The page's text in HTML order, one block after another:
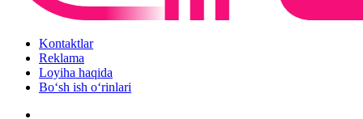
Kontaktlar
Reklama
Loyiha haqida
Bo‘sh ish o‘rinlari